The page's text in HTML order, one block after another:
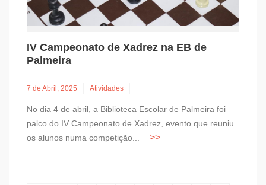
IV Campeonato de Xadrez na EB de
Palmeira
7 de Abril, 2025 Atividades
No dia 4 de abril, a Biblioteca Escolar de Palmeira foi
palco do IV Campeonato de Xadrez, evento que reuniu
os alunos numa competição...